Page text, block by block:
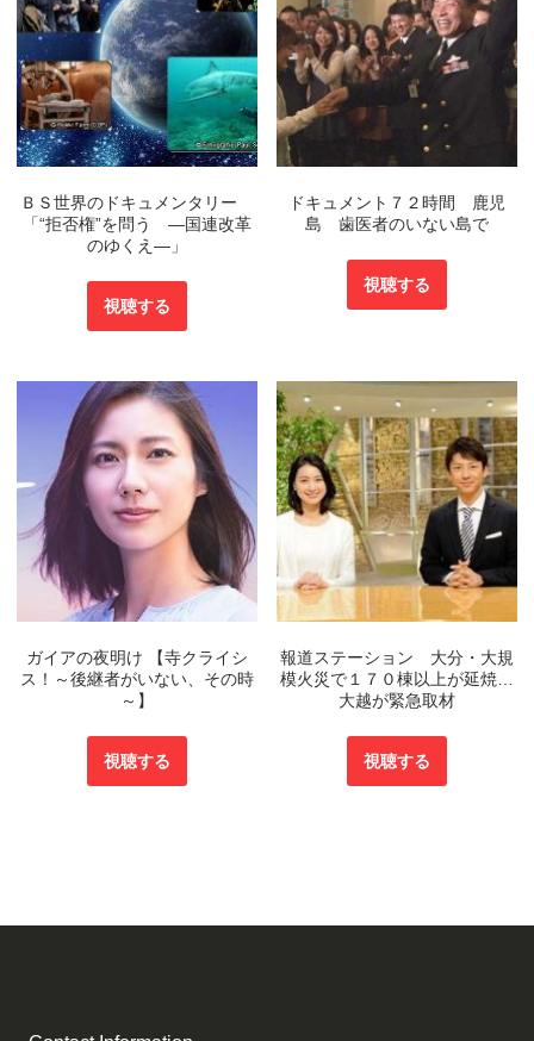
ＢＳ世界のドキュメンタリー
「“拒否権”を問う ―国連改革
のゆくえ―」
視聴する
ドキュメント７２時間 鹿児
島 歯医者のいない島で
視聴する
ガイアの夜明け 【寺クライシ
ス！～後継者がいない、その時
～】
視聴する
報道ステーション 大分・大規
模火災で１７０棟以上が延焼…
大越が緊急取材
視聴する